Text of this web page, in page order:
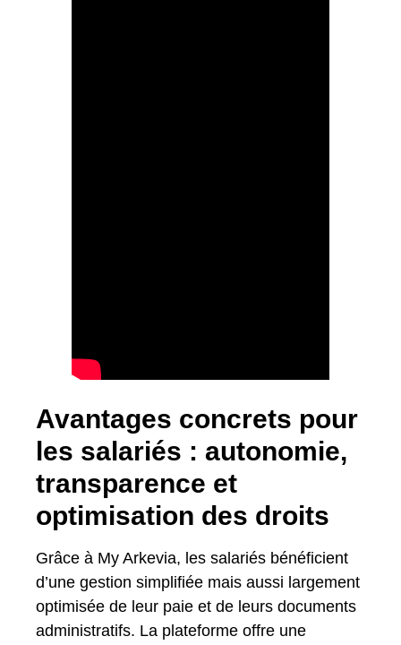
Avantages concrets pour
les salariés : autonomie,
transparence et
optimisation des droits
Grâce à My Arkevia, les salariés bénéficient
d’une gestion simplifiée mais aussi largement
optimisée de leur paie et de leurs documents
administratifs. La plateforme offre une